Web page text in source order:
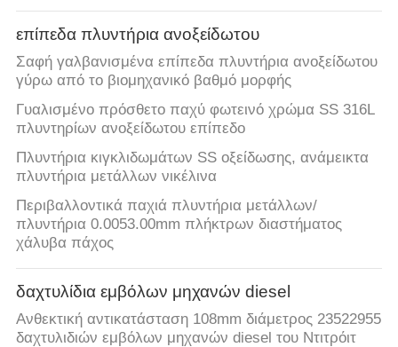
επίπεδα πλυντήρια ανοξείδωτου
Σαφή γαλβανισμένα επίπεδα πλυντήρια ανοξείδωτου
γύρω από το βιομηχανικό βαθμό μορφής
Γυαλισμένο πρόσθετο παχύ φωτεινό χρώμα SS 316L
πλυντηρίων ανοξείδωτου επίπεδο
Πλυντήρια κιγκλιδωμάτων SS οξείδωσης, ανάμεικτα
πλυντήρια μετάλλων νικέλινα
Περιβαλλοντικά παχιά πλυντήρια μετάλλων/
πλυντήρια 0.0053.00mm πλήκτρων διαστήματος
χάλυβα πάχος
δαχτυλίδια εμβόλων μηχανών diesel
Ανθεκτική αντικατάσταση 108mm διάμετρος 23522955
δαχτυλιδιών εμβόλων μηχανών diesel του Ντιτρόιτ